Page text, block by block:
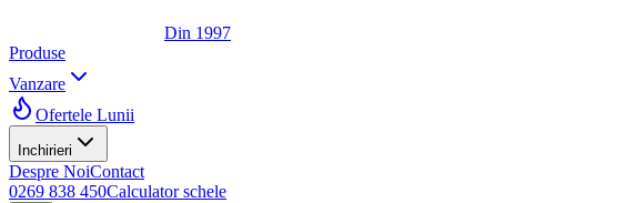
Din 1997
Produse
Vanzare
Ofertele Lunii
Inchirieri
Despre NoiContact
0269 838 450Calculator schele